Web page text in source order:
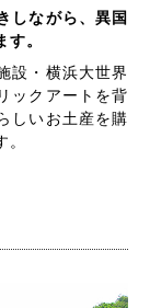
しながら、異国
。
設・横浜大世界
ックアートを背
しいお土産を購